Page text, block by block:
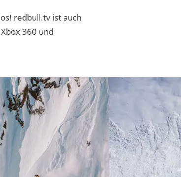
redbull.tv ist auch
360 und